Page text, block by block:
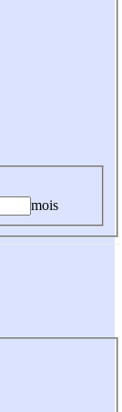
mois